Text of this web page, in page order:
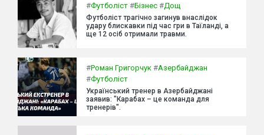
#Футболіст #Бізнес #Дощ
Футболіст трагічно загинув внаслідок
удару блискавки під час гри в Таїланді, а
ще 12 осіб отримали травми.
#Роман Григорчук #Азербайджан
#Футболіст
Український тренер в Азербайджані
заявив: "Карабах – це команда для
тренерів".